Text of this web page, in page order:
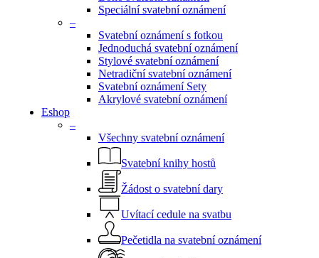
Speciální svatební oznámení
–
Svatební oznámení s fotkou
Jednoduchá svatební oznámení
Stylové svatební oznámení
Netradiční svatební oznámení
Svatební oznámení Sety
Akrylové svatební oznámení
Eshop
–
Všechny svatební oznámení
Svatební knihy hostů
Žádost o svatební dary
Uvítací cedule na svatbu
Pečetidla na svatební oznámení